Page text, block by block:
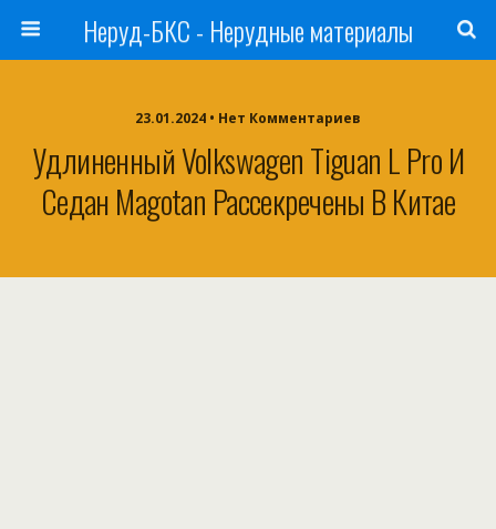
Неруд-БКС - Нерудные материалы
23.01.2024 • Нет Комментариев
Удлиненный Volkswagen Tiguan L Pro И
Седан Magotan Рассекречены В Китае